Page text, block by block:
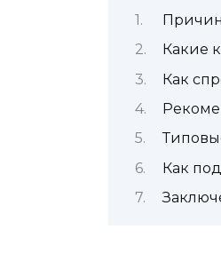
Какие
Как
Как